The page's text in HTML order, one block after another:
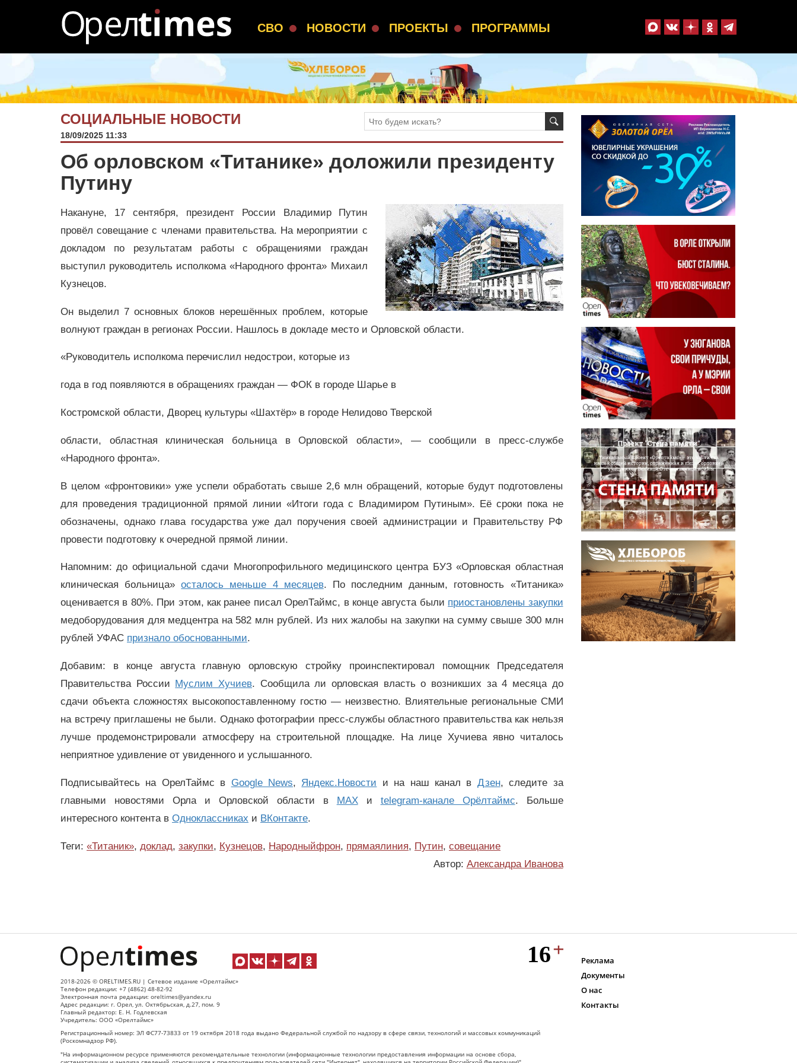
СВО НОВОСТИ ПРОЕКТЫ ПРОГРАММЫ
СОЦИАЛЬНЫЕ НОВОСТИ
18/09/2025 11:33
Об орловском «Титанике» доложили президенту
Путину
Накануне, 17 сентября, президент России Владимир Путин
провёл совещание с членами правительства. На мероприятии с
докладом по результатам работы с обращениями граждан
выступил руководитель исполкома «Народного фронта» Михаил
Кузнецов.
Он выделил 7 основных блоков нерешённых проблем, которые
волнуют граждан в регионах России. Нашлось в докладе место и Орловской области.
«Руководитель исполкома перечислил недострои, которые из
года в год появляются в обращениях граждан — ФОК в городе Шарье в
Костромской области, Дворец культуры «Шахтёр» в городе Нелидово Тверской
области, областная клиническая больница в Орловской области», — сообщили в пресс-службе
«Народного фронта».
В целом «фронтовики» уже успели обработать свыше 2,6 млн обращений, которые будут подготовлены
для проведения традиционной прямой линии «Итоги года с Владимиром Путиным». Её сроки пока не
обозначены, однако глава государства уже дал поручения своей администрации и Правительству РФ
провести подготовку к очередной прямой линии.
Напомним: до официальной сдачи Многопрофильного медицинского центра БУЗ «Орловская областная
клиническая больница»осталось меньше 4 месяцев. По последним данным, готовность «Титаника»
оценивается в 80%. При этом, как ранее писал ОрелТаймс, в конце августа были приостановлены закупки
медоборудования для медцентра на 582 млн рублей. Из них жалобы на закупки на сумму свыше 300 млн
рублей УФАС признало обоснованными.
Добавим: в конце августа главную орловскую стройку проинспектировал помощник Председателя
Правительства России Муслим Хучиев. Сообщила ли орловская власть о возникших за 4 месяца до
сдачи объекта сложностях высокопоставленному гостю — неизвестно. Влиятельные региональные СМИ
на встречу приглашены не были. Однако фотографии пресс-службы областного правительства как нельзя
лучше продемонстрировали атмосферу на строительной площадке. На лице Хучиева явно читалось
неприятное удивление от увиденного и услышанного.
Подписывайтесь на ОрелТаймс в Google News, Яндекс.Новости и на наш канал в Дзен, следите за
главными новостями Орла и Орловской области в MAXи telegram-канале Орёлтаймс. Больше
интересного контента в Одноклассниках и ВКонтакте.
Теги: «Титаник», доклад, закупки, Кузнецов, Народныйфрон, прямаялиния, Путин, совещание
Автор: Александра Иванова
2018-2026 © ORELTIMES.RU | Сетевое издание «Орелтаймс»
Телефон редакции: +7 (4862) 48-82-92
Электронная почта редакции: oreltimes@yandex.ru
Адрес редакции: г. Орел, ул. Октябрьская, д.27, пом. 9
Главный редактор: Е. Н. Годлевская
Учредитель: ООО «Орелтаймс»
Регистрационный номер: ЭЛ ФС77-73833 от 19 октября 2018 года выдано Федеральной службой по надзору в сфере связи, технологий и массовых коммуникаций
(Роскомнадзор РФ).
"На информационном ресурсе применяются рекомендательные технологии (информационные технологии предоставления информации на основе сбора,
Реклама
Документы
О нас
Контакты